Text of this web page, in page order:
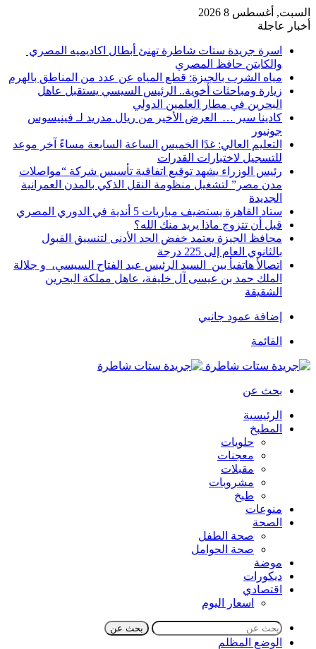
السبت, أغسطس 8 2026
أخبار عاجلة
اسرة جريدة ستات شاطرة تهنئ أبطال اكاديميه المصري
والكابتن حافظ المصري
مياه الشرب بالجيزة: قطع المياه عن عدد من المناطق بالهرم
زيارة ومباحثات أخوية.. الرئيس السيسي يستقبل عاهل
البحرين في مطار العلمين الدولي
كادينا سير … العرض الأخير من ريال مدريد لـ فينيسوس
جونيور
التعليم العالي: غدًا الخميس الساعة السابعة مساءً آخر موعد
للتسجيل لاختبارات القدرات
رئيس الوزراء يشهد توقيع اتفاقية تأسيس شركة “مواصلات
مدن مصر” لتشغيل منظومة النقل الذكي بالمدن العمرانية
الجديدة
ستاد القاهرة يستضيف مباريات 5 أندية في الدوري المصري
قبل أن تتزوج ماذا يريد منك الله؟
محافظ الجيزة يعتمد خفض الحد الأدنى لتنسيق القبول
بالثانوي العام إلى 225 درجة
اتصالأ هاتفيأ بين السيد الرئيس عبد الفتاح السيسي، و جلالة
الملك حمد بن عيسى آل خليفة، عاهل مملكة البحرين
الشقيقة
إضافة عمود جانبي
القائمة
بحث عن
الرئيسية
المطبخ
حلويات
معجنات
مقبلات
مشروبات
طبخ
منوعات
الصحة
صحة الطفل
صحة الحوامل
موضة
ديكورات
اقتصادي
اسعار اليوم
بحث عن
الوضع المظلم